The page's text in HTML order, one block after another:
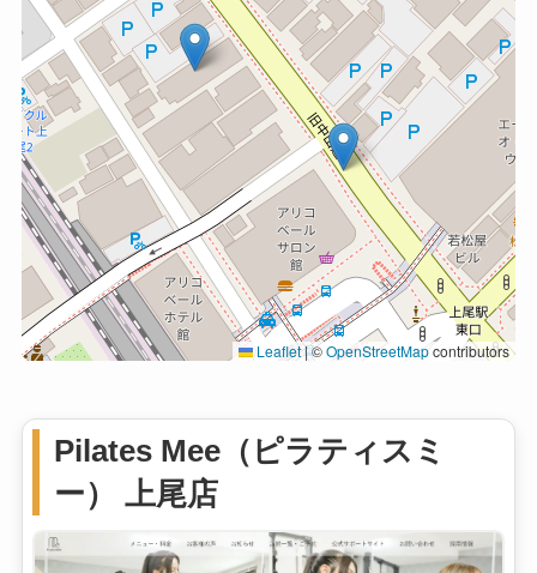
Leaflet|©OpenStreetMapcontributors
Pilates Mee（ピラティスミ
ー） 上尾店